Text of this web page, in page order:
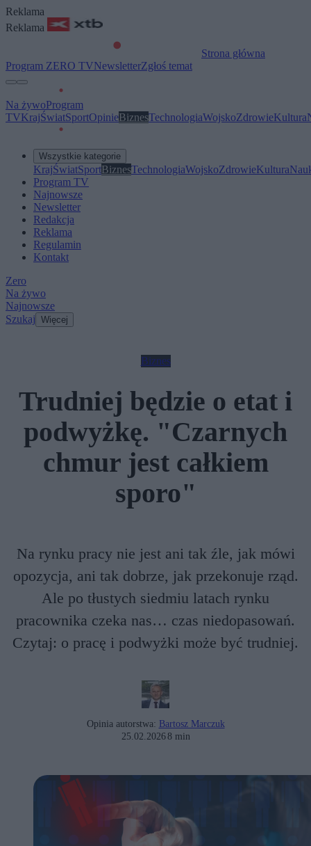
Reklama
Reklama
Strona główna
Program ZERO TVNewsletterZgłoś temat
Na żywoProgram
TVKrajŚwiatSportOpinieBiznesTechnologiaWojskoZdrowieKultura
Wszystkie kategorie
KrajŚwiatSportBiznesTechnologiaWojskoZdrowieKultura
Program TV
Najnowsze
Newsletter
Redakcja
Reklama
Regulamin
Kontakt
Zero
Na żywo
Najnowsze
Szukaj Więcej
Biznes
Trudniej będzie o etat i
podwyżkę. "Czarnych
chmur jest całkiem
sporo"
Na rynku pracy nie jest ani tak źle, jak mówi
opozycja, ani tak dobrze, jak przekonuje rząd.
Ale po tłustych siedmiu latach rynku
pracownika czeka nas… czas niedopasowań.
Czytaj: o pracę i podwyżki może być trudniej.
Opinia autorstwa: Bartosz Marczuk
25.02.20268 min